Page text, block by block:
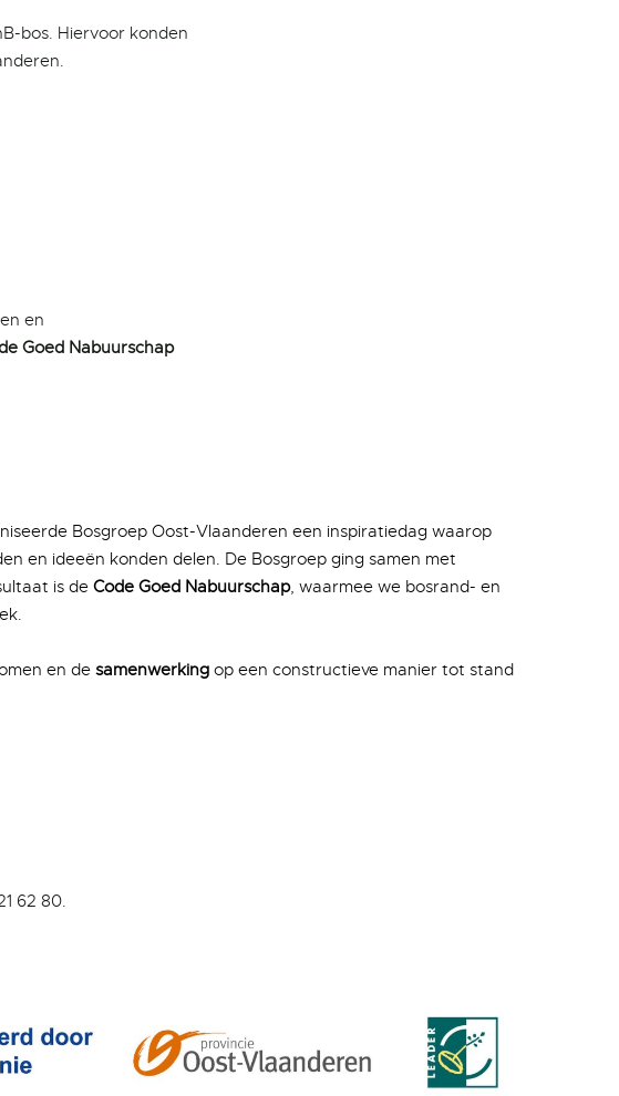
bos. Hiervoor konden
en
Goed Nabuurschap
Bosgroep Oost-Vlaanderen een inspiratiedag waarop
en ideeën konden delen. De Bosgroep ging samen met
is de Code Goed Nabuurschap, waarmee we bosrand- en
en de samenwerkingop een constructieve manier tot stand
62 80.